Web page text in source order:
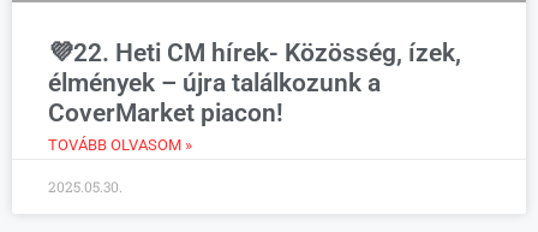
💜22. Heti CM hírek- Közösség, ízek,
élmények – újra találkozunk a
CoverMarket piacon!
TOVÁBB OLVASOM »
2025.05.30.